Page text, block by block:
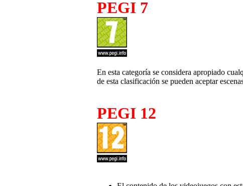
PEGI 7
En esta categoría se considera apropiado
de esta clasificación se pueden aceptar
PEGI 12